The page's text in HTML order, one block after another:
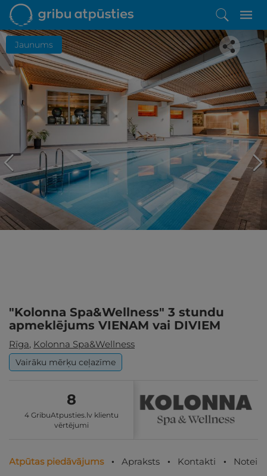
Jaunums
Iepatikās šis piedāvājums?
Līdz brīnišķīgai atpūtai atlikuši tikai daži soļi
PĒRKU
"Kolonna Spa&Wellness" 3 stundu
apmeklējums VIENAM vai DIVIEM
Rīga, Kolonna Spa&Wellness
Vairāku mērķu ceļazīme
8
4 GribuAtpusties.lv klientu
vērtējumi
Atpūtas piedāvājums Apraksts Kontakti